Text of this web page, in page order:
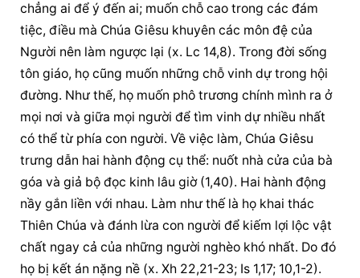
chẳng ai để ý đến ai; muốn chỗ cao trong các đám
tiệc, điều mà Chúa Giêsu khuyên các môn đệ của
Người nên làm ngược lại (x. Lc 14,8). Trong đời sống
tôn giáo, họ cũng muốn những chỗ vinh dự trong hội
đường. Như thế, họ muốn phô trương chính mình ra ở
mọi nơi và giữa mọi người để tìm vinh dự nhiều nhất
có thể từ phía con người. Về việc làm, Chúa Giêsu
trưng dẫn hai hành động cụ thể: nuốt nhà cửa của bà
góa và giả bộ đọc kinh lâu giờ (1,40). Hai hành động
nầy gắn liền với nhau. Làm như thế là họ khai thác
Thiên Chúa và đánh lừa con người để kiếm lợi lộc vật
chất ngay cả của những người nghèo khó nhất. Do đó
họ bị kết án nặng nề (x. Xh 22,21-23; Is 1,17; 10,1-2).